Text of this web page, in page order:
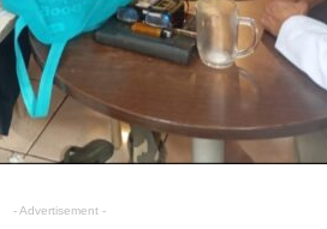
- Advertisement -